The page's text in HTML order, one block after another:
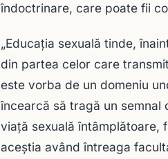
îndoctrinare, care poate fii
„Educaţia sexuală tinde,
din partea celor care
este vorba de un domeniu
încearcă să tragă un
viaţă sexuală întâmplătoare,
aceştia având întreaga